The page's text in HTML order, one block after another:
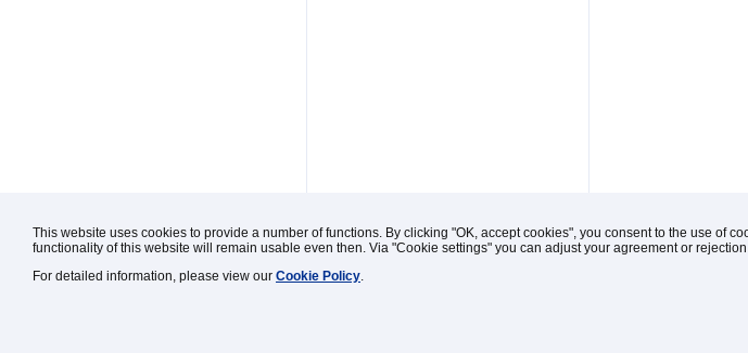
This website uses cookies to provide a number of functions. By clicking "OK, accept cookies", you consent to the use of
functionality of this website will remain usable even then. Via "Cookie settings" you can adjust your agreement or
For detailed information, please view our Cookie Policy.